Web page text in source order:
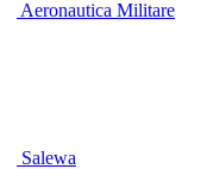
Aeronautica Militare
Salewa